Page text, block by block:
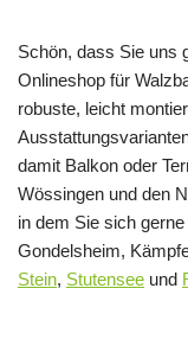
Schön, dass Sie uns
Onlineshop für
robuste, leicht
damit Balkon oder
Wössingen und den
in dem Sie sich gerne
Gondelsheim,
Stein, Stutensee und